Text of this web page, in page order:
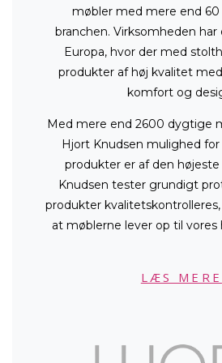
møbler med mere end 60
branchen. Virksomheden har
Europa, hvor der med
produkter af høj kvalitet
komfort og
Med mere end 2600 dygtige
Hjort Knudsen mulighed for
produkter er af den
Knudsen tester grundigt
produkter kvalitetskontrolleres,
at møblerne lever op til vores
LÆS MERE